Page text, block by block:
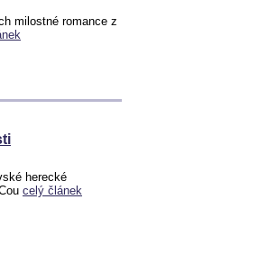
milostné romance z
herecké
celý článek